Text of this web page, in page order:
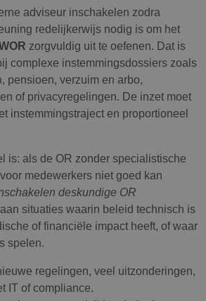
adviseur inschakelen zodra
redelijkerwijs nodig is om het
zorgvuldig uit te oefenen. Dat is
complexe instemmingsdossiers zoals
pensioen, verzuim en arbo,
of privacyregelingen. De inzet moet
instemmingstraject en proportioneel
is: als de OR zonder specialistische
medewerkers niet goed kan
deskundige OR
situaties waarin beleid technisch is
of financiële impact heeft, of waar
spelen.
regelingen, veel uitzonderingen,
IT of compliance.